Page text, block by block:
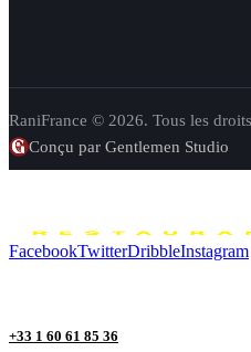
RaniFrance © 2026. Tous les
Conçu par Gentlemen Studio
FacebookTwitterDribbleInstagram
+33 1 60 61 85 36